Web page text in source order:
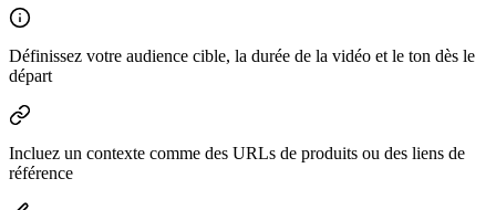
Définissez votre audience cible, la durée de la vidéo et le ton dès le
départ
Incluez un contexte comme des URLs de produits ou des liens de
référence